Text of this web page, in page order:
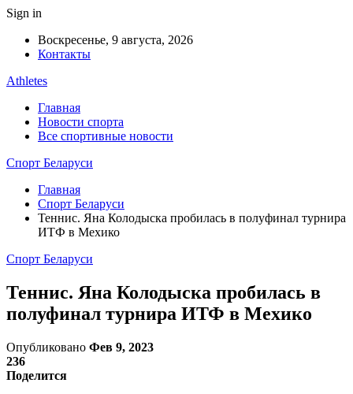
Sign in
Воскресенье, 9 августа, 2026
Контакты
Athletes
Главная
Новости спорта
Все спортивные новости
Спорт Беларуси
Главная
Спорт Беларуси
Теннис. Яна Колодыска пробилась в полуфинал турнира
ИТФ в Мехико
Спорт Беларуси
Теннис. Яна Колодыска пробилась в
полуфинал турнира ИТФ в Мехико
Опубликовано Фев 9, 2023
236
Поделится